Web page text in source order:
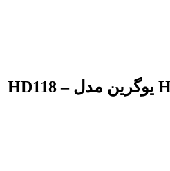
کابل تبدیل HDMI 2.0 یوگرین مدل HD118 –